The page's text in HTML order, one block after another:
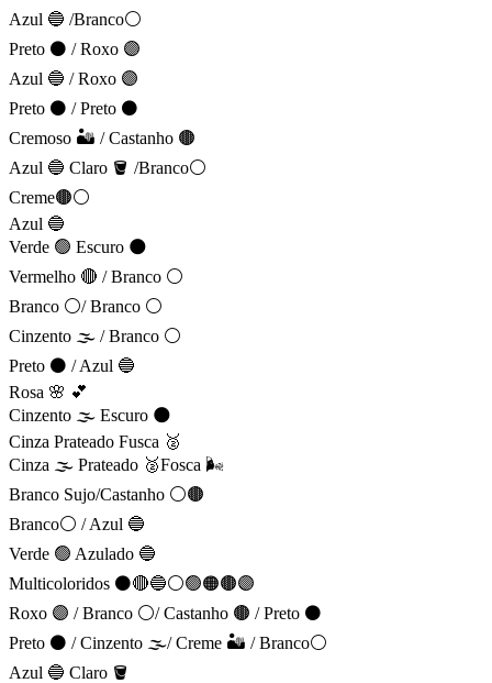
Azul 🔵 /Branco⚪
Preto ⚫ / Roxo 🟣
Azul 🔵 / Roxo 🟣
Preto ⚫ / Preto ⚫
Cremoso 🏜️ / Castanho 🟤
Azul 🔵 Claro 🪣 /Branco⚪
Creme🟤⚪
Azul 🔵
Verde 🟢 Escuro 🌑
Vermelho 🔴 / Branco ⚪
Branco ⚪/ Branco ⚪
Cinzento 🌫️ / Branco ⚪
Preto ⚫ / Azul 🔵
Rosa 🌸 💕
Cinzento 🌫️ Escuro 🌑
Cinza Prateado Fusca 🥈
Cinza 🌫️ Prateado 🥈Fosca 🌬️
Branco Sujo/Castanho ⚪🟤
Branco⚪ / Azul 🔵
Verde 🟢 Azulado 🔵
Multicoloridos ⚫🔴🔵⚪🟢🟠🟤🟣
Roxo 🟣 / Branco ⚪/ Castanho 🟤 / Preto ⚫
Preto ⚫ / Cinzento 🌫️/ Creme 🏜️ / Branco⚪
Azul 🔵 Claro 🪣